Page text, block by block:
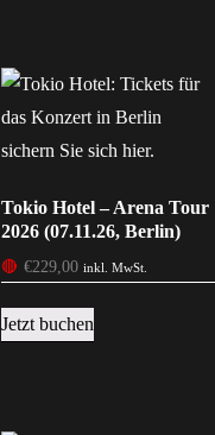
Tokio Hotel – Arena Tour
2026 (07.11.26, Berlin)
🔴 €229,00 inkl. MwSt.
Jetzt buchen